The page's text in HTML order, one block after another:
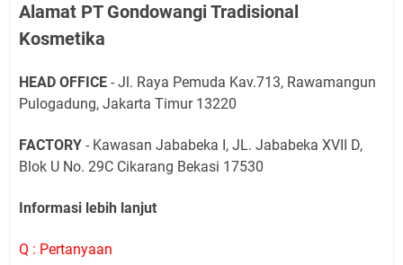
Alamat PT Gondowangi Tradisional
Kosmetika
HEAD OFFICE - Jl. Raya Pemuda Kav.713, Rawamangun
Pulogadung, Jakarta Timur 13220
FACTORY - Kawasan Jababeka I, JL. Jababeka XVII D,
Blok U No. 29C Cikarang Bekasi 17530
Informasi lebih lanjut
Q : Pertanyaan